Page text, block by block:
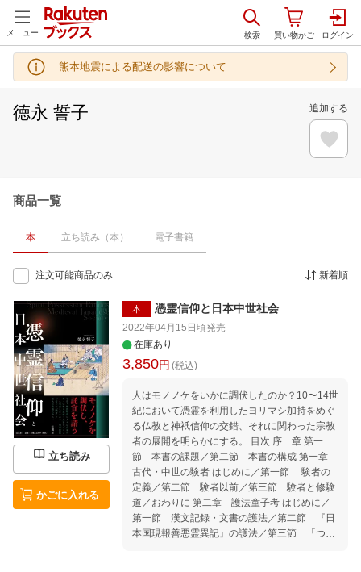
メニュー
熊本地震による配送の影響について
徳永 誓子 追加する
商品一覧
本 立ち読み（本） 電子書籍
注文可能商品のみ 新着順
立ち読み
かごに入れる
本 憑霊信仰と日本中世社会
2022年04月15日頃発売
在庫あり
3,850円 (税込)
人はモノノケをいかに調伏したのか？10〜14世
紀において憑霊を利用したヨリマシ加持をめぐ
る仏教と神祇信仰の交錯、それに関わった宗教
者の展開を明らかにする。 目次 序 章 第一
節 本書の課題／第二節 本書の構成 第一章
古代・中世の験者 はじめに／第一節 験者の
定義／第二節 験者以前／第三節 験者と修験
道／おわりに 第二章 護法童子考 はじめに／
第一節 漢文記録・文書の護法／第二節 『日
本国現報善悪霊異記』の護法／第三節 「つ